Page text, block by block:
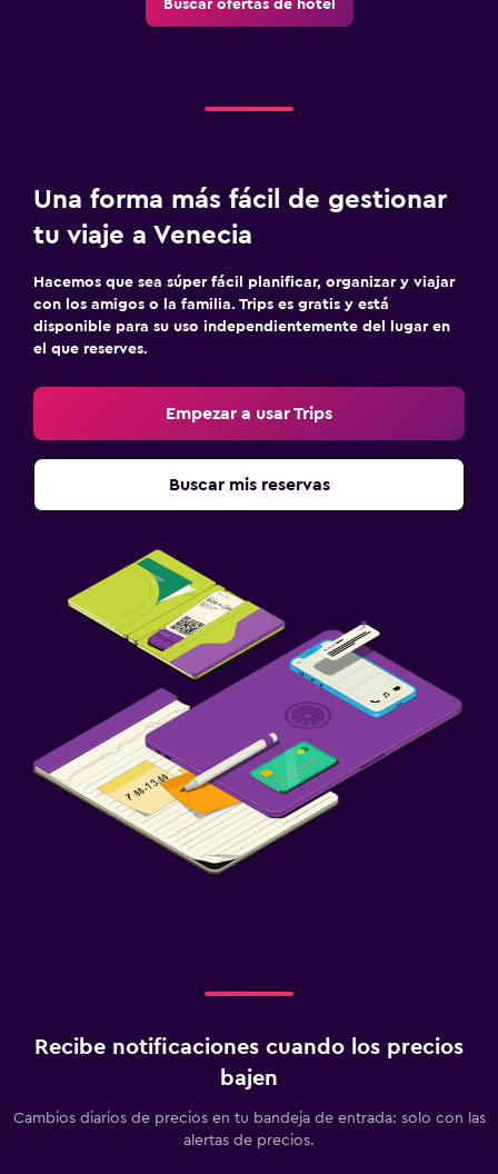
Buscar ofertas de hotel
Una forma más fácil de gestionar
tu viaje a Venecia
Hacemos que sea súper fácil planificar, organizar y viajar
con los amigos o la familia. Trips es gratis y está
disponible para su uso independientemente del lugar en
el que reserves.
Empezar a usar Trips
Buscar mis reservas
Recibe notificaciones cuando los precios
bajen
Cambios diarios de precios en tu bandeja de entrada: solo con las
alertas de precios.